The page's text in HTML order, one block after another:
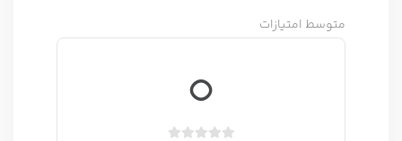
متوسط امتیازات
0